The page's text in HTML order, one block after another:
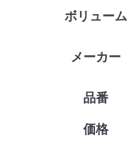
ボリューム
メーカー
品番
価格